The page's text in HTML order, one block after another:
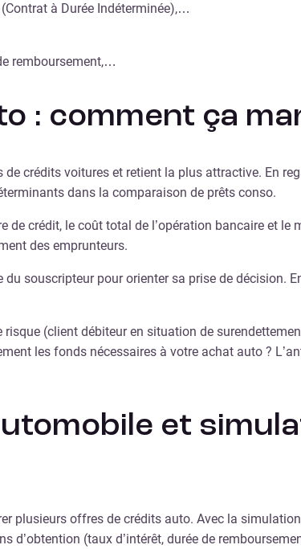
à Durée Indéterminée),…
remboursement,…
: comment ça
crédits voitures et retient la plus attractive. En
dans la comparaison de prêts conso.
de crédit, le coût total de l’opération bancaire et
des emprunteurs.
souscripteur pour orienter sa prise de décision.
(client débiteur en situation de
les fonds nécessaires à votre achat auto ?
et
plusieurs offres de crédits auto. Avec la
d’obtention (taux d’intérêt, durée de